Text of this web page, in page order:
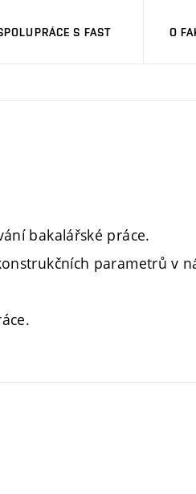
S FAST O
bakalářské práce.
parametrů v